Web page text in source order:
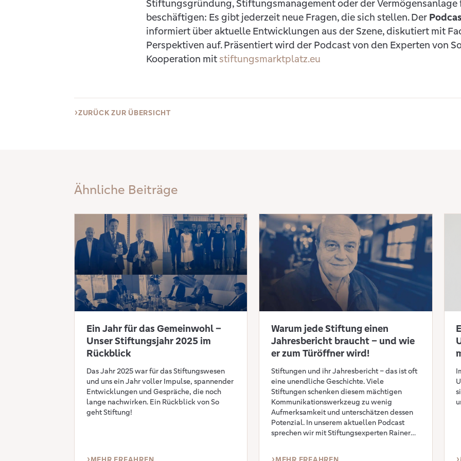
Stiftungsgründung, Stiftungsmanagement oder der
beschäftigen: Es gibt jederzeit neue Fragen, die sich stellen. Der
informiert über aktuelle Entwicklungen aus der Szene, diskutiert mit
Perspektiven auf. Präsentiert wird der Podcast von den Experten von
Kooperation mitstiftungsmarktplatz.eu
ZURÜCK ZUR ÜBERSICHT
Ähnliche Beiträge
Mehr erfahren: Ein Jahr für das Gemeinwohl – Unser Stiftungsjahr 2025 im Rückblick
Ein Jahr für das Gemeinwohl –
Unser Stiftungsjahr 2025 im
Rückblick
Das Jahr 2025 war für das Stiftungswesen
und uns ein Jahr voller Impulse, spannender
Entwicklungen und Gespräche, die noch
lange nachwirken. Ein Rückblick von So
geht Stiftung!
Mehr erfahren: Warum jede Stiftung einen Jahresbericht
Warum jede Stiftung einen
Jahresbericht braucht – und wie
er zum Türöffner wird!
Stiftungen und ihr Jahresbericht – das ist oft
eine unendliche Geschichte. Viele
Stiftungen schenken diesem mächtigen
Kommunikationswerkzeug zu wenig
Aufmerksamkeit und unterschätzen dessen
Potenzial. In unserem aktuellen Podcast
sprechen wir mit Stiftungsexperten Rainer